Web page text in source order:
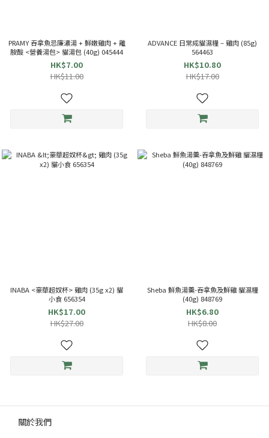
PRAMY 吞拿魚忌廉濃湯 + 鮮嫩雞肉 + 離
胺酸 <營養湯包> 貓湯包 (40g) 045444
HK$7.00
HK$11.00
ADVANCE 日常成貓濕糧 – 雞肉 (85g)
564463
HK$10.80
HK$17.00
INABA <豪華超奴杯> 雞肉 (35g x2) 貓
小食 656354
HK$17.00
HK$27.00
Sheba 鮮魚湯羹-吞拿魚及鮮雞 貓濕糧
(40g) 848769
HK$6.80
HK$8.00
關於我們